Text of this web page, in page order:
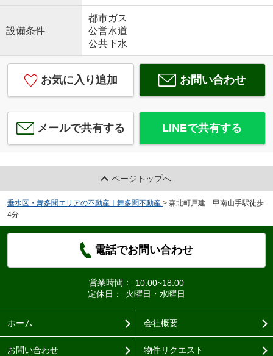
設備条件
都市ガス
公営水道
公共下水
お気に入り追加 お問い合わせ
メールで共有する LINEで共有する
ページトップへ
垂水区・舞多聞エリアの不動産｜舞多聞不動産 > 森北町戸建 甲南山手駅徒歩
4分
電話でお問い合わせ
営業時間：
10:00~18:00
定休日：
火曜日・水曜日
ホーム 会社概要
お問い合わせ 物件リクエスト